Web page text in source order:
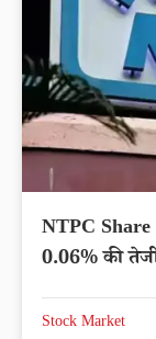
NTPC Share
0.06% की
Stock Market